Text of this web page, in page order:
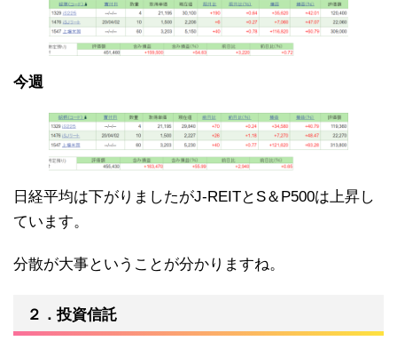
今週
日経平均は下がりましたがJ-REITとS＆P500は上昇し
ています。
分散が大事ということが分かりますね。
２．投資信託